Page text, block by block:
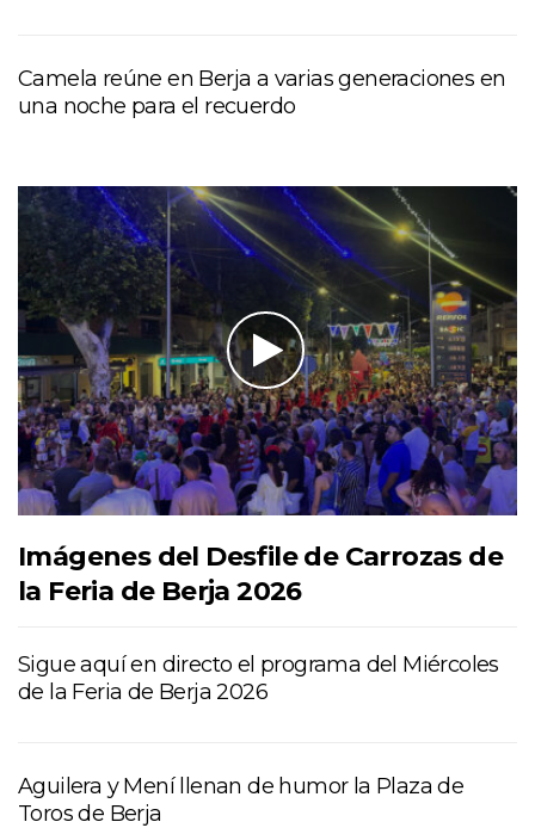
Camela reúne en Berja a varias generaciones en
una noche para el recuerdo
Imágenes del Desfile de Carrozas de
la Feria de Berja 2026
Sigue aquí en directo el programa del Miércoles
de la Feria de Berja 2026
Aguilera y Mení llenan de humor la Plaza de
Toros de Berja